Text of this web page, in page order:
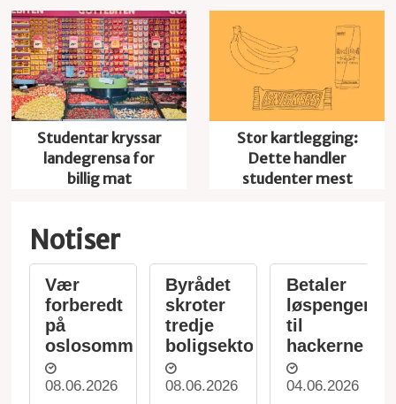
Studentar kryssar
landegrensa for
billig mat
Stor kartlegging:
Dette handler
studenter mest
Notiser
Vær
forberedt
på
oslosommer
08.06.2026
Byrådet
skroter
tredje
boligsektor
08.06.2026
Betaler
løspenger
til
hackerne
04.06.2026